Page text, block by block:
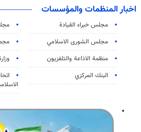
اخبار المنظمات والمؤسسات
مجلس خبراء القيادة
مجلس الشورى الاسلامي
منظمة الاذاعة والتلفزیون
البنك المركزي